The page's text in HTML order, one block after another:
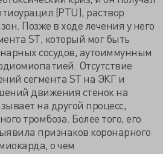
(PTU), раствор
Позже в ходе лечения у него
ST, который мог быть
сосудов, аутоиммунным
Отсутствие
сегмента ST на ЭКГ и
движения стенок на
на другой процесс,
тромбоза. Более того, его
признаков коронарного
о чем